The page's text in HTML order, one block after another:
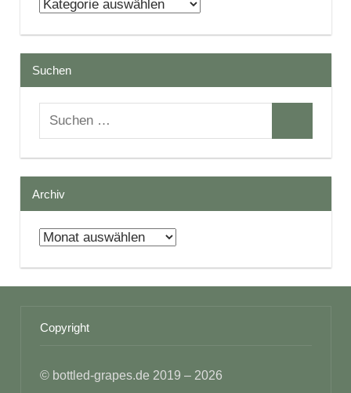
Kategorien
Suchen
Suchen
Archiv
Archiv
Copyright
© bottled-grapes.de 2019 – 2026